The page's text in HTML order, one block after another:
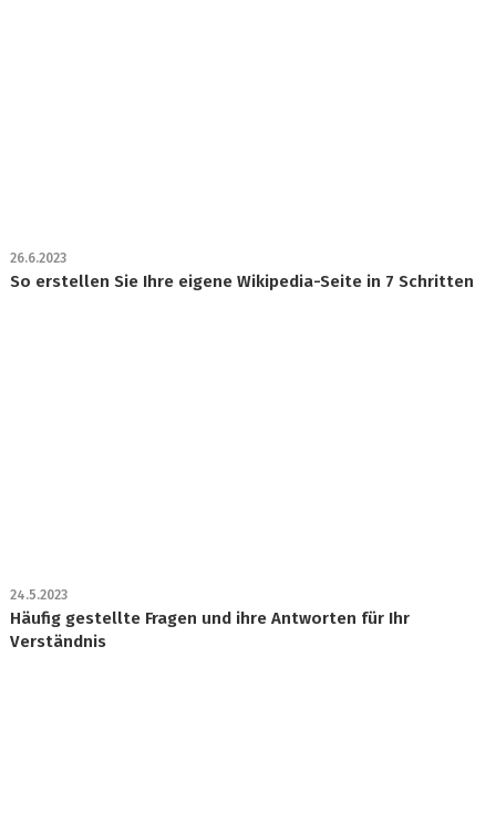
26.6.2023
So erstellen Sie Ihre eigene Wikipedia-Seite in 7 Schritten
24.5.2023
Häufig gestellte Fragen und ihre Antworten für Ihr
Verständnis